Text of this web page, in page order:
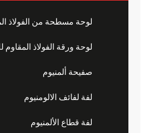
لوحة مسطحة من الفولاذ
لوحة ورقة الفولاذ المقاوم
صفيحة ألمنيوم
لفة لفائف الالومنيوم
لفة قطاع الألمنيوم